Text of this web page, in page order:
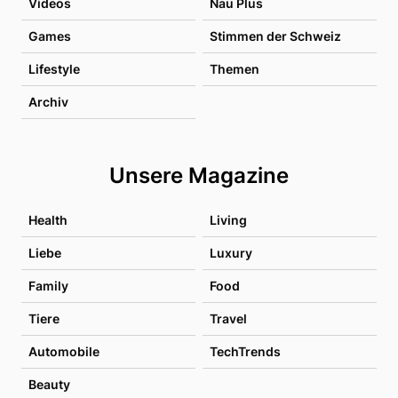
Videos Nau Plus
Games Stimmen der Schweiz
Lifestyle Themen
Archiv
Unsere Magazine
Health Living
Liebe Luxury
Family Food
Tiere Travel
Automobile TechTrends
Beauty